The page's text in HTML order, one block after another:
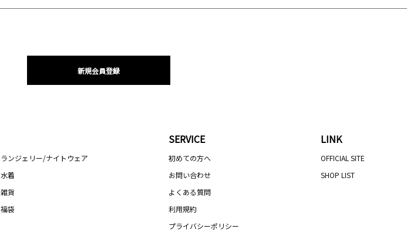
新規会員登録
ランジェリー/ナイトウェア
水着
雑貨
福袋
SERVICE
初めての方へ
お問い合わせ
よくある質問
利用規約
プライバシーポリシー
LINK
OFFICIAL SITE
SHOP LIST